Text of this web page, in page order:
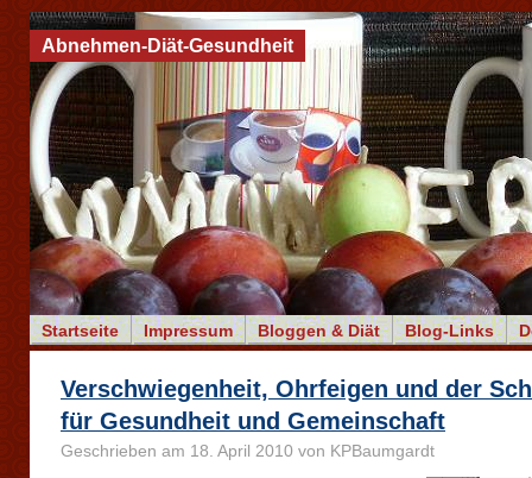
Startseite Impressum Bloggen & Diät Blog-Links
Abnehmen-Diät-Gesundheit
Verschwiegenheit, Ohrfeigen und der
für Gesundheit und Gemeinschaft
Geschrieben am 18. April 2010 von KPBaumgardt